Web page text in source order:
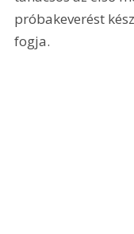
próbakeverést
fogja.